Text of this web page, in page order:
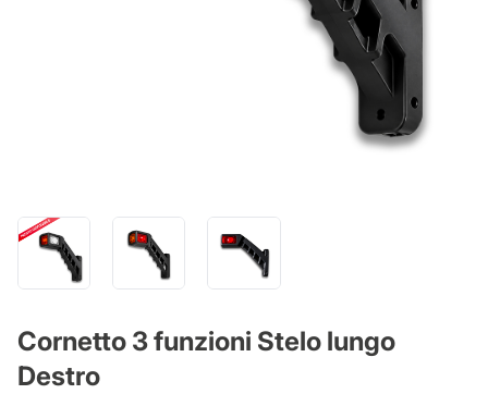
Cornetto 3 funzioni Stelo lungo
Destro